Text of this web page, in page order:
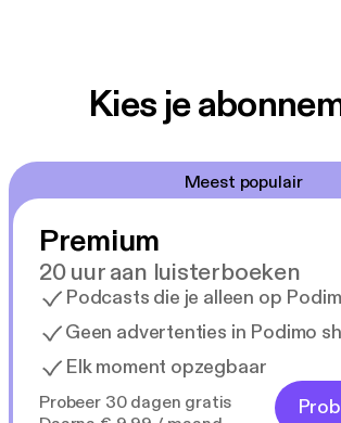
Kies je
Meest populair
Premium
20 uur aan luisterboeken
Podcasts die je alleen op
Geen advertenties in Podimo
Elk moment opzegbaar
Probeer 30 dagen gratis